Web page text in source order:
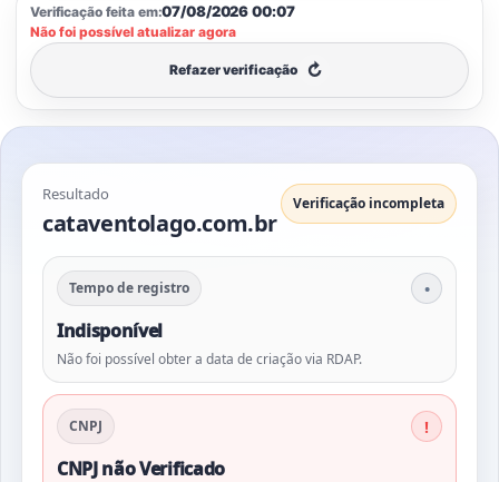
Verificação feita em:07/08/2026 00:07
Não foi possível atualizar agora
Refazer verificação ↻
Resultado
cataventolago.com.br
Verificação incompleta
Tempo de registro
Indisponível
Não foi possível obter a data de criação via RDAP.
CNPJ
CNPJ não Verificado